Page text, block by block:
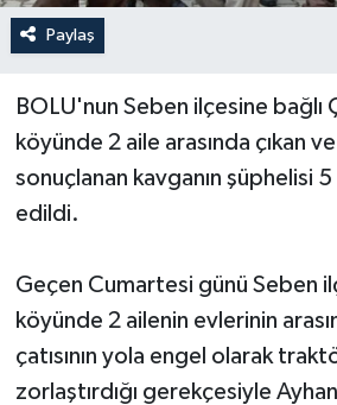
Paylaş
BOLU'nun Seben ilçesine bağlı
köyünde 2 aile arasında çıkan
sonuçlanan kavganın şüphelisi
edildi.
Geçen Cumartesi günü Seben
köyünde 2 ailenin evlerinin
çatısının yola engel olarak
zorlaştırdığı gerekçesiyle
Yaşam
DÜNYA
YEREL